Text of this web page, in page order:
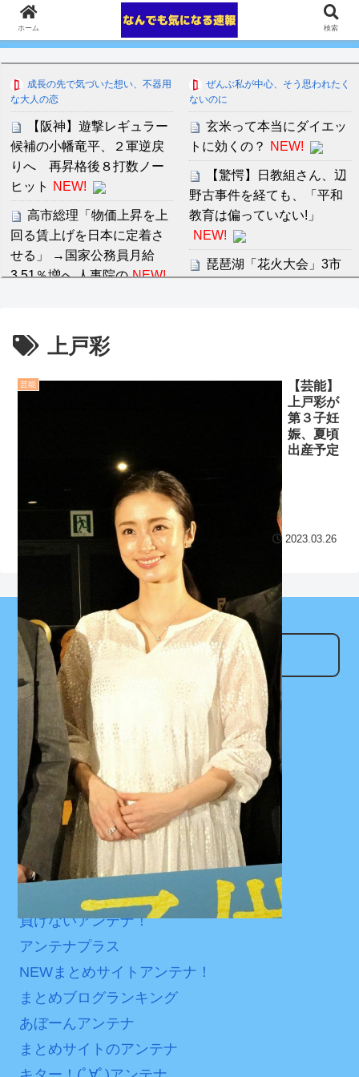
成長の先で気づいた想い、不器用
な大人の恋
【阪神】遊撃レギュラー
候補の小幡竜平、２軍逆戻
りへ 再昇格後８打数ノー
ヒット
NEW!
高市総理「物価上昇を上
回る賃上げを日本に定着さ
せる」 →国家公務員月給
3.51％増へ 人事院の NEW!
員←ベンチ入り 強豪校の
チ外 NEW!
かれFP3級！ ～FPができる
クレバテスⅡ-魔獣の王と
偽りの勇者伝承- 第4話 感
想：敵を探すよりトアの書
を餌に誘き出す作戦！
【画像】発達障害の子ど
もはこの絵の意味がすぐに
分からないらしい
日本が北朝鮮に辛勝し二
次予選3連勝も、海外ファン
は采配に辛辣「おそろしい
内容の後半」「今日の森保
はチキン」
七ツ森りり ご令嬢と召使
いの禁断の恋…1日だけ許さ
れた夫婦としての時間をひ
たすら愛し合う。
Powered by livedoor 相
ぜんぶ私が中心、そう思われたく
ないのに
玄米って本当にダイエッ
トに効くの？
NEW!
【驚愕】日教組さん、辺
野古事件を経ても、「平和
教育は偏っていない!」
NEW!
琵琶湖「花火大会」3市
【地獄のような聴聞会】
Ｗ杯１次Ｌ敗退の韓国 議員
が「なぜ負けたのか？」ソ
すまん熊本やがコンビニ
に食品も水もない
代」に突入！アトラクショ
ンパスがどれもこれも1500
円の課金チケに
海外「日本よ、お前がナ
ンバーワンだ」 熊本地震直
後の日本の対応のスピード
に世界が衝撃
【第7話予告】水10ドラ
マ『ラムネモンキー』 トレ
ンディなクリスマスイヴ
2/25(水)
36歳の彼女と結婚したい
のに、家族が猛反対。家族
から信じられない言葉が飛
び出した… 他
「本気で潰しにきてる」
ァン衝撃
上戸彩
芸能
【芸能】
上戸彩が
第３子妊
娠、夏頃
出産予定
2023.03.26
アンテナサイト
なんでもアンテナ
つべこアンテナ
無理難題アンテナ
2chアンテナんです～！
アンテナまとめMTM
2chnavi
ブルーアンテナ
5chまとめMAP
まとめサイトのアンテナ
負けないアンテナ！
アンテナプラス
NEWまとめサイトアンテナ！
まとめブログランキング
あぼーんアンテナ
まとめサイトのアンテナ
ホーム 検索